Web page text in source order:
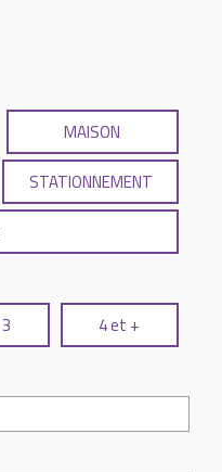
MAISON
STATIONNEMENT
3 4 et +